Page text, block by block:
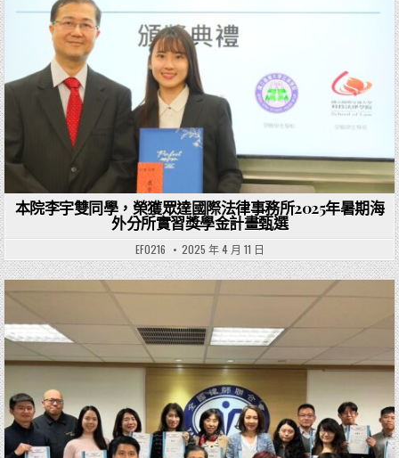
本院李宇雙同學，榮獲眾達國際法律事務所2025年暑期海
外分所實習獎學金計畫甄選
EF0216 2025 年 4 月 11 日
Posted in